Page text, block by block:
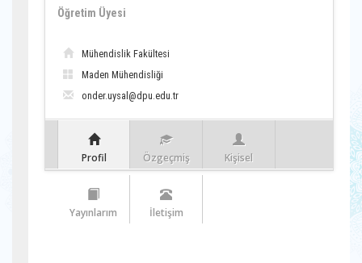
Öğretim Üyesi
Mühendislik Fakültesi
Maden Mühendisliği
onder.uysal@dpu.edu.tr
Profil Özgeçmiş Kişisel
Yayınlarım İletişim